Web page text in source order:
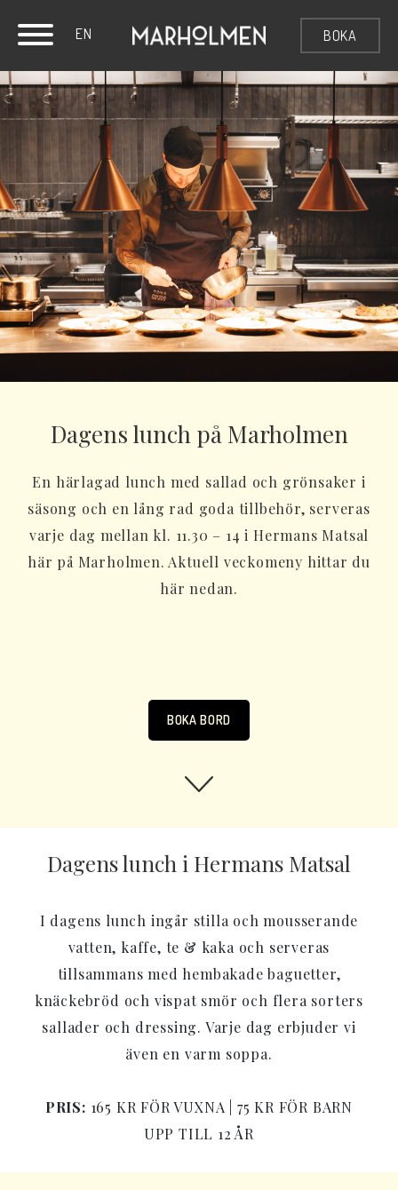
EN BOKA
Dagens lunch på Marholmen
En härlagad lunch med sallad och grönsaker i
säsong och en lång rad goda tillbehör, serveras
varje dag mellan kl. 11.30 – 14 i Hermans Matsal
här på Marholmen. Aktuell veckomeny hittar du
här nedan.
BOKA BORD
Dagens lunch i Hermans Matsal
I dagens lunch ingår stilla och mousserande
vatten, kaffe, te & kaka och serveras
tillsammans med hembakade baguetter,
knäckebröd och vispat smör och flera sorters
sallader och dressing. Varje dag erbjuder vi
även en varm soppa.
PRIS: 165 KR FÖR VUXNA | 75 KR FÖR BARN
UPP TILL 12 ÅR